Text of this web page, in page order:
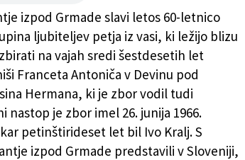
izpod Grmade slavi letos 60-letnico
ljubiteljev petja iz vasi, ki ležijo blizu
na vajah sredi šestdesetih let
Franceta Antoniča v Devinu pod
Hermana, ki je zbor vodil tudi
nastop je zbor imel 26. junija 1966.
petinštirideset let bil Ivo Kralj. S
izpod Grmade predstavili v Sloveniji,